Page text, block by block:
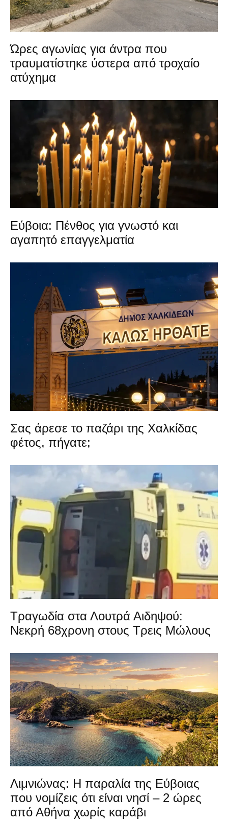
Ώρες αγωνίας για άντρα που
τραυματίστηκε ύστερα από τροχαίο
ατύχημα
Εύβοια: Πένθος για γνωστό και
αγαπητό επαγγελματία
Σας άρεσε το παζάρι της Χαλκίδας
φέτος, πήγατε;
Τραγωδία στα Λουτρά Αιδηψού:
Νεκρή 68χρονη στους Τρεις Μώλους
Λιμνιώνας: Η παραλία της Εύβοιας
που νομίζεις ότι είναι νησί – 2 ώρες
από Αθήνα χωρίς καράβι